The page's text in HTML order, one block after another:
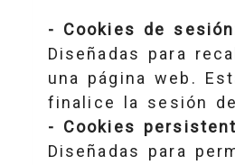
- Cookies de
Diseñadas para
una página web.
finalice la sesión
- Cookies
Diseñadas para